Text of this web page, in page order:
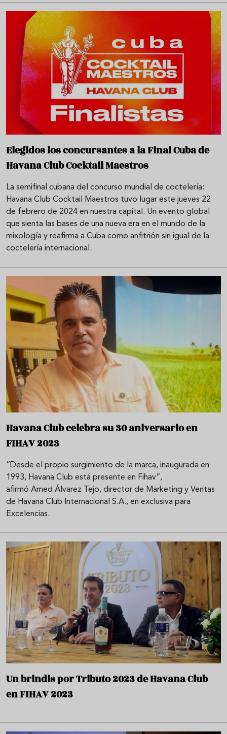
Elegidos los concursantes a la Final Cuba de
Havana Club Cocktail Maestros
La semifinal cubana del concurso mundial de coctelería:
Havana Club Cocktail Maestros tuvo lugar este jueves 22
de febrero de 2024 en nuestra capital. Un evento global
que sienta las bases de una nueva era en el mundo de la
mixología y reafirma a Cuba como anfitrión sin igual de la
coctelería internacional.
Havana Club celebra su 30 aniversario en
FIHAV 2023
“Desde el propio surgimiento de la marca, inaugurada en
1993, Havana Club está presente en Fihav”,
afirmó Amed Álvarez Tejo, director de Marketing y Ventas
de Havana Club Internacional S.A., en exclusiva para
Excelencias.
Un brindis por Tributo 2023 de Havana Club
en FIHAV 2023